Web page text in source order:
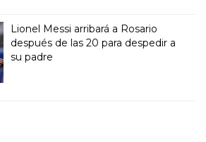
Lionel Messi arribará a Rosario
después de las 20 para despedir a
su padre